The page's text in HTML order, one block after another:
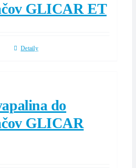
GLICAR ET
Detaily
do
GLICAR